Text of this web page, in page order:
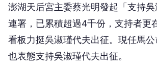
澎湖天后宮主委蔡光明發起「支持吳
連署，已累積超過4千份，支持者更
看板力挺吳淑瑾代夫出征。現任馬
也表態支持吳淑瑾代夫出征。